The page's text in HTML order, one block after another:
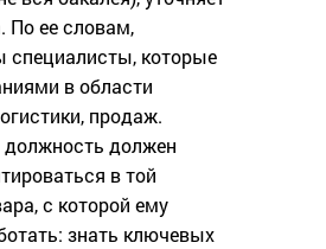
По ее словам,
специалисты, которые
в области
продаж.
должность должен
в той
с которой ему
знать ключевых